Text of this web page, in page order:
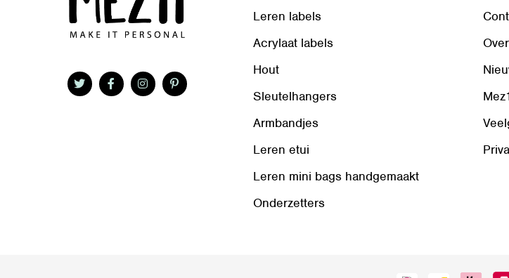
Leren labels
Acrylaat labels
Hout
Sleutelhangers
Armbandjes
Leren etui
Leren mini bags handgemaakt
Onderzetters